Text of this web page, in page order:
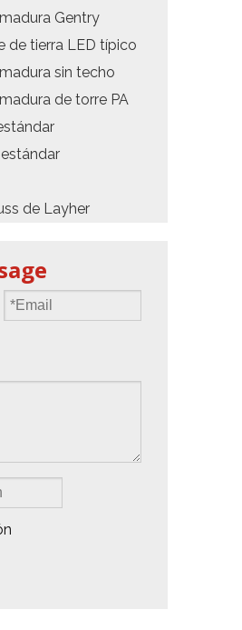
Gentry
de tierra LED típico
sin techo
de torre PA
de Layher